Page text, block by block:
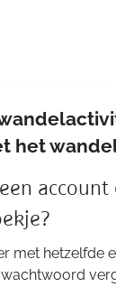
Home
het
met hetzelfde
wachtwoord